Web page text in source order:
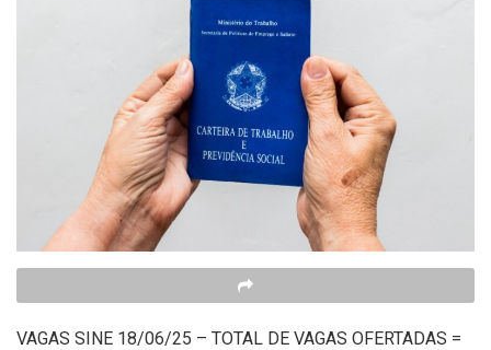
VAGAS SINE 18/06/25 – TOTAL DE VAGAS OFERTADAS =